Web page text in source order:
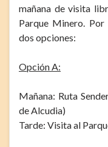
mañana de visita
Parque Minero.
dos opciones:
Opción A:
Mañana: Ruta
de Alcudia)
Tarde: Visita al